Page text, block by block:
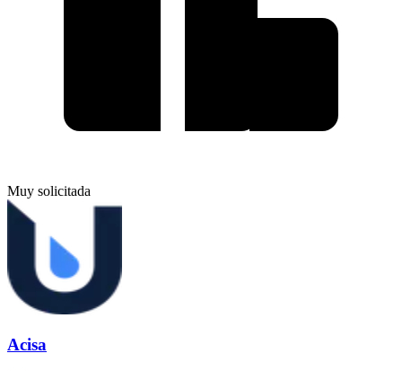
Muy solicitada
Acisa